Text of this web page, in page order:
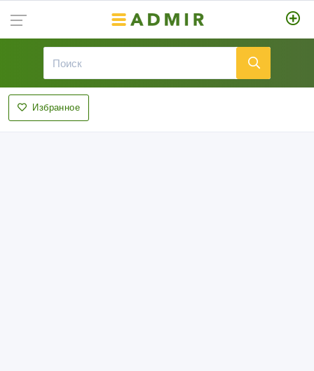
Избранное